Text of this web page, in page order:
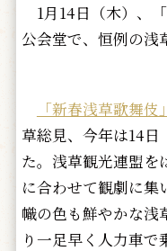
1月14日（木）、
公会堂で、恒例の浅
「新春浅草歌舞伎」
草総見、今年は14日
た。浅草観光連盟を
に合わせて観劇に集
幟の色も鮮やかな浅
り一足早く人力車